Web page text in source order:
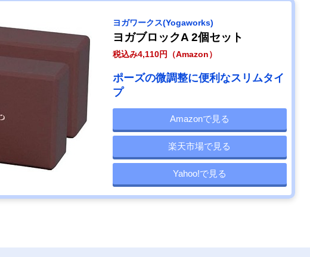
ヨガワークス(Yogaworks)
ヨガブロックA 2個セット
税込み4,110円（Amazon）
ポーズの微調整に便利なスリムタイ
プ
Amazonで見る
楽天市場で見る
Yahoo!で見る